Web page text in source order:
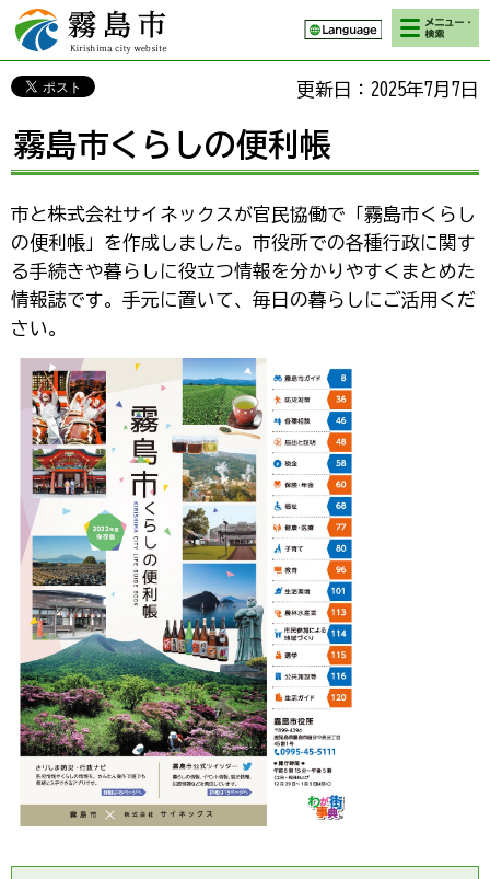
霧島市 Kirishima
city website
検索・メニ
ュー
更新日：2025年7月7日
霧島市くらしの便利帳
市と株式会社サイネックスが官民協働で「霧島市くらし
の便利帳」を作成しました。市役所での各種行政に関す
る手続きや暮らしに役立つ情報を分かりやすくまとめた
情報誌です。手元に置いて、毎日の暮らしにご活用くだ
さい。